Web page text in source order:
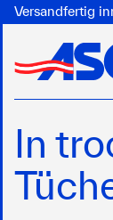
Versandfertig
In